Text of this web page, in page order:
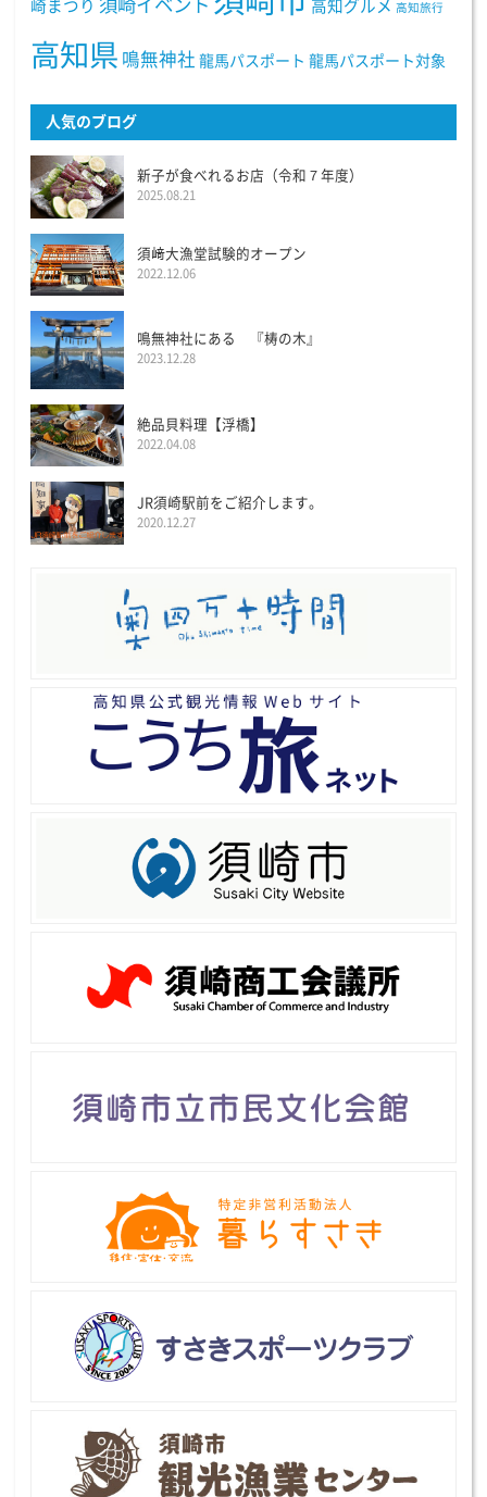
崎まつり 須崎イベント 高知グルメ 高知旅行
高知県 鳴無神社 龍馬パスポート 龍馬パスポート対象
人気のブログ
新子が食べれるお店（令和７年度）
2025.08.21
須﨑大漁堂試験的オープン
2022.12.06
鳴無神社にある 『梼の木』
2023.12.28
絶品貝料理【浮橋】
2022.04.08
JR須崎駅前をご紹介します。
2020.12.27